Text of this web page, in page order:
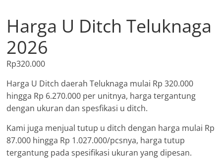
Harga U Ditch Teluknaga
2026
Rp320.000
Harga U Ditch daerah Teluknaga mulai Rp 320.000
hingga Rp 6.270.000 per unitnya, harga tergantung
dengan ukuran dan spesfikasi u ditch.
Kami juga menjual tutup u ditch dengan harga mulai Rp
87.000 hingga Rp 1.027.000/pcsnya, harga tutup
tergantung pada spesifikasi ukuran yang dipesan.